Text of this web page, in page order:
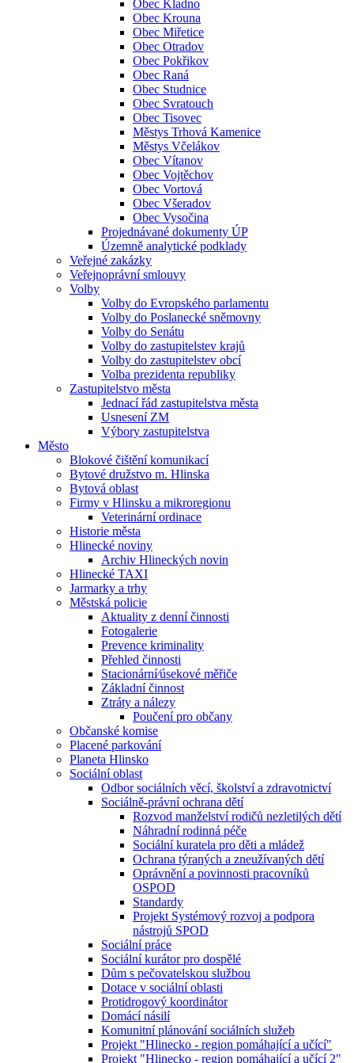
Obec Kladno
Obec Krouna
Obec Miřetice
Obec Otradov
Obec Pokřikov
Obec Raná
Obec Studnice
Obec Svratouch
Obec Tisovec
Městys Trhová Kamenice
Městys Včelákov
Obec Vítanov
Obec Vojtěchov
Obec Vortová
Obec Všeradov
Obec Vysočina
Projednávané dokumenty ÚP
Územně analytické podklady
Veřejné zakázky
Veřejnoprávní smlouvy
Volby
Volby do Evropského parlamentu
Volby do Poslanecké sněmovny
Volby do Senátu
Volby do zastupitelstev krajů
Volby do zastupitelstev obcí
Volba prezidenta republiky
Zastupitelstvo města
Jednací řád zastupitelstva města
Usnesení ZM
Výbory zastupitelstva
Město
Blokové čištění komunikací
Bytové družstvo m. Hlinska
Bytová oblast
Firmy v Hlinsku a mikroregionu
Veterinární ordinace
Historie města
Hlinecké noviny
Archiv Hlineckých novin
Hlinecké TAXI
Jarmarky a trhy
Městská policie
Aktuality z denní činnosti
Fotogalerie
Prevence kriminality
Přehled činnosti
Stacionární⁄úsekové měřiče
Základní činnost
Ztráty a nálezy
Poučení pro občany
Občanské komise
Placené parkování
Planeta Hlinsko
Sociální oblast
Odbor sociálních věcí, školství a zdravotnictví
Sociálně-právní ochrana dětí
Rozvod manželství rodičů nezletilých dětí
Náhradní rodinná péče
Sociální kuratela pro děti a mládež
Ochrana týraných a zneužívaných dětí
Oprávnění a povinnosti pracovníků
OSPOD
Standardy
Projekt Systémový rozvoj a podpora
nástrojů SPOD
Sociální práce
Sociální kurátor pro dospělé
Dům s pečovatelskou službou
Dotace v sociální oblasti
Protidrogový koordinátor
Domácí násilí
Komunitní plánování sociálních služeb
Projekt "Hlinecko - region pomáhající a učící"
Projekt "Hlinecko - region pomáhající a učící 2"